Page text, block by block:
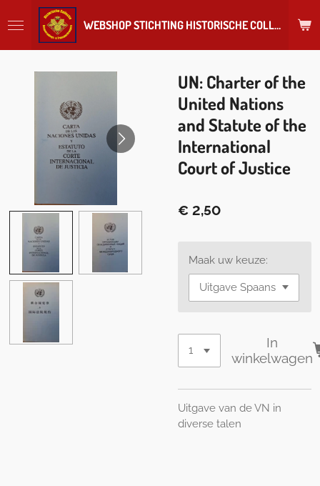
direct
WEBSHOP STICHTING HISTORISCHE COLLECTIE REGIMENT
UN: Charter of the
United Nations
and Statute of the
International
Court of Justice
€ 2,50
Maak uw keuze:
In
winkelwagen
Uitgave van de VN in
diverse talen